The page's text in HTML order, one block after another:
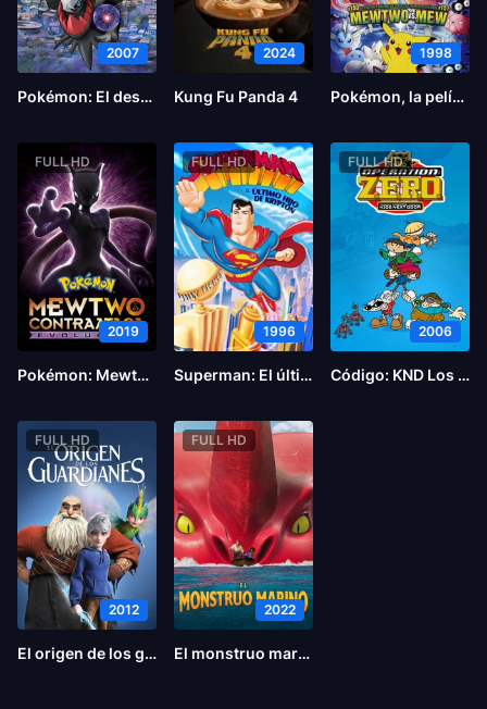
2007
Pokémon: El desafío de Darkrai
2024
Kung Fu Panda 4
1998
Pokémon, la película: Mewtwo contraataca
FULL HD
2019
Pokémon: Mewtwo contraataca-Evolución
FULL HD
1996
Superman: El último hijo de Krypton
FULL HD
2006
Código: KND Los chicos del Barrio – Operación C.E.R.O.
FULL HD
2012
El origen de los guardianes
FULL HD
2022
El monstruo marino